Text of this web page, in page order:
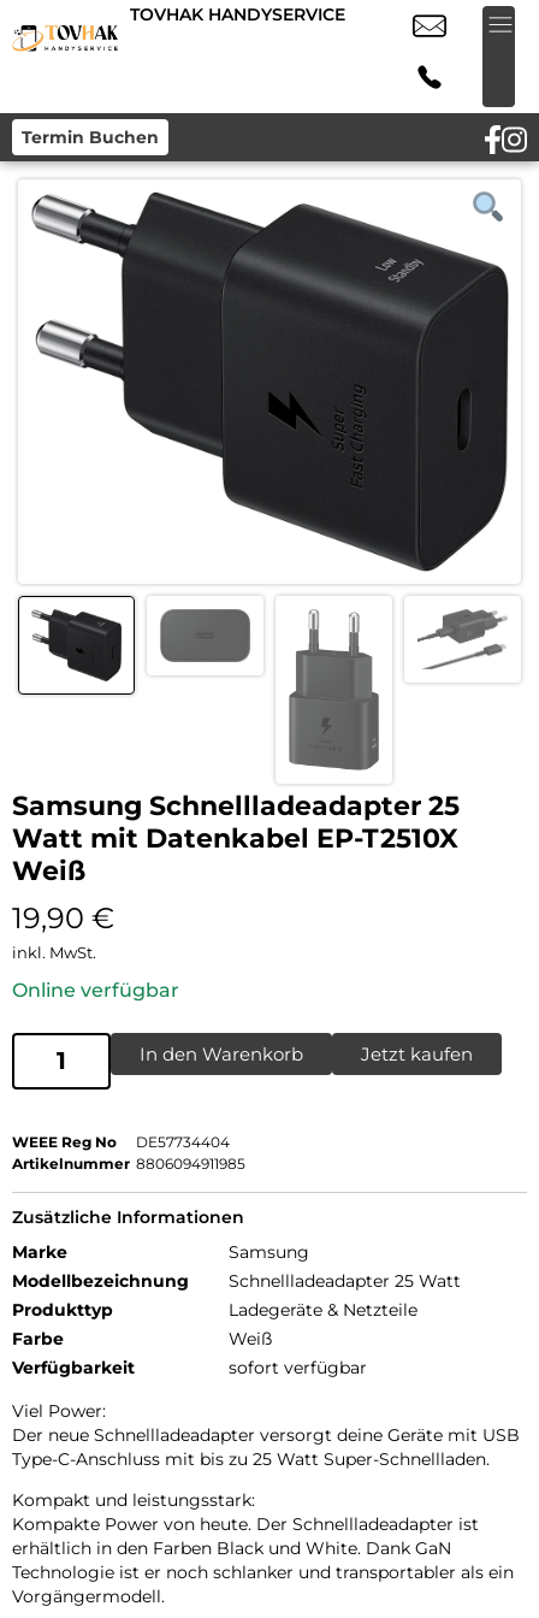
TOVHAK HANDYSERVICE
Termin Buchen
Samsung Schnellladeadapter 25
Watt mit Datenkabel EP-T2510X
Weiß
19,90 €
inkl. MwSt.
Online verfügbar
In den Warenkorb Jetzt kaufen
WEEE Reg No
DE57734404
Artikelnummer 8806094911985
Zusätzliche Informationen
Marke
Samsung
Modellbezeichnung
Schnellladeadapter 25 Watt
Produkttyp
Ladegeräte & Netzteile
Farbe
Weiß
Verfügbarkeit
sofort verfügbar
Viel Power:
Der neue Schnellladeadapter versorgt deine Geräte mit USB
Type-C-Anschluss mit bis zu 25 Watt Super-Schnellladen.
Kompakt und leistungsstark:
Kompakte Power von heute. Der Schnellladeadapter ist
erhältlich in den Farben Black und White. Dank GaN
Technologie ist er noch schlanker und transportabler als ein
Vorgängermodell.